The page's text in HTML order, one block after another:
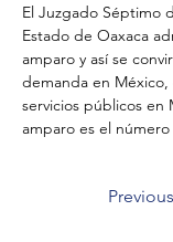
El Juzgado Séptimo
Estado de Oaxaca
amparo y así se
demanda en
servicios públicos en
amparo es el número
Previous